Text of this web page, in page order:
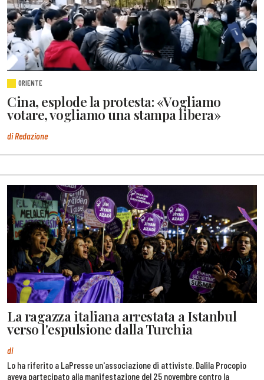
ORIENTE
Cina, esplode la protesta: «Vogliamo
votare, vogliamo una stampa libera»
di Redazione
La ragazza italiana arrestata a Istanbul
verso l'espulsione dalla Turchia
di
Lo ha riferito a LaPresse un'associazione di attiviste. Dalila Procopio
aveva partecipato alla manifestazione del 25 novembre contro la